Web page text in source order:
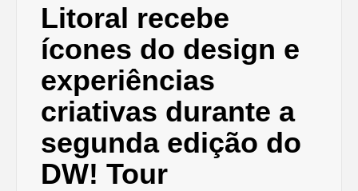
Litoral recebe
ícones do design e
experiências
criativas durante a
segunda edição do
DW! Tour